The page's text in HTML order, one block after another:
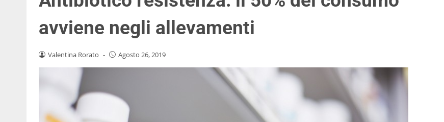
avviene negli allevamenti
Valentina Rorato - Agosto 26, 2019